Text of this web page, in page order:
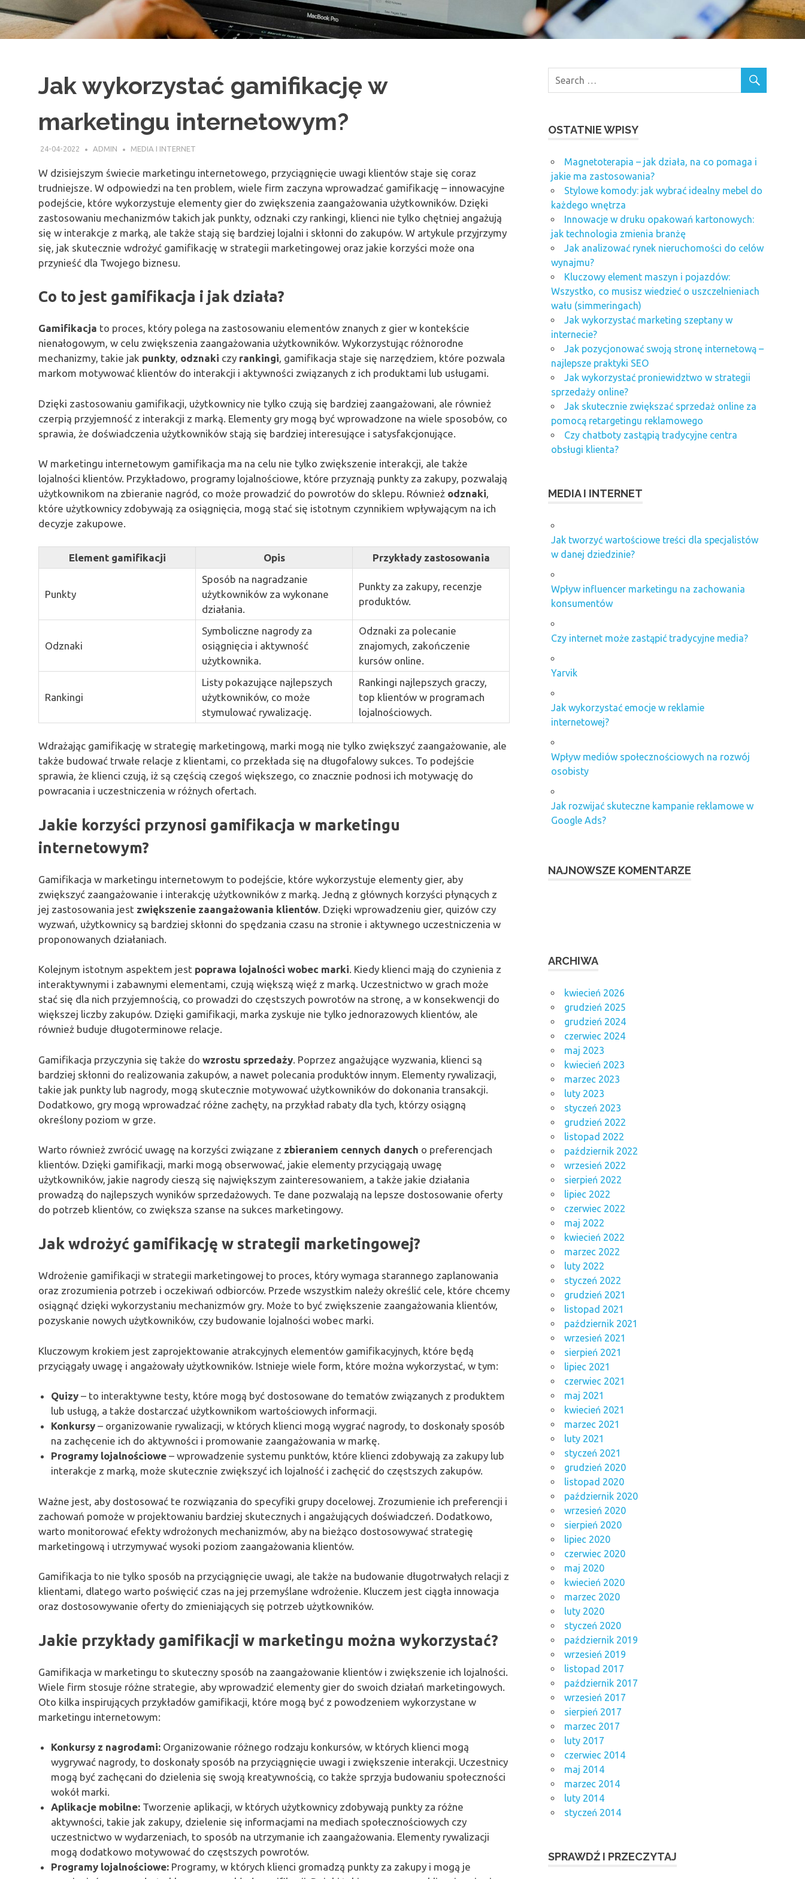
Jak wykorzystać gamifikację w
marketingu internetowym?
24-04-2022 ADMIN MEDIA I INTERNET
W dzisiejszym świecie marketingu internetowego, przyciągnięcie uwagi klientów staje się coraz
trudniejsze. W odpowiedzi na ten problem, wiele firm zaczyna wprowadzać gamifikację – innowacyjne
podejście, które wykorzystuje elementy gier do zwiększenia zaangażowania użytkowników. Dzięki
zastosowaniu mechanizmów takich jak punkty, odznaki czy rankingi, klienci nie tylko chętniej angażują
się w interakcje z marką, ale także stają się bardziej lojalni i skłonni do zakupów. W artykule przyjrzymy
się, jak skutecznie wdrożyć gamifikację w strategii marketingowej oraz jakie korzyści może ona
przynieść dla Twojego biznesu.
Co to jest gamifikacja i jak działa?
Gamifikacja to proces, który polega na zastosowaniu elementów znanych z gier w kontekście
nienałogowym, w celu zwiększenia zaangażowania użytkowników. Wykorzystując różnorodne
mechanizmy, takie jak punkty, odznaki czy rankingi, gamifikacja staje się narzędziem, które pozwala
markom motywować klientów do interakcji i aktywności związanych z ich produktami lub usługami.
Dzięki zastosowaniu gamifikacji, użytkownicy nie tylko czują się bardziej zaangażowani, ale również
czerpią przyjemność z interakcji z marką. Elementy gry mogą być wprowadzone na wiele sposobów, co
sprawia, że doświadczenia użytkowników stają się bardziej interesujące i satysfakcjonujące.
W marketingu internetowym gamifikacja ma na celu nie tylko zwiększenie interakcji, ale także
lojalności klientów. Przykładowo, programy lojalnościowe, które przyznają punkty za zakupy, pozwalają
użytkownikom na zbieranie nagród, co może prowadzić do powrotów do sklepu. Również odznaki,
które użytkownicy zdobywają za osiągnięcia, mogą stać się istotnym czynnikiem wpływającym na ich
decyzje zakupowe.
Element gamifikacji Opis Przykłady zastosowania
Punkty
Sposób na nagradzanie
użytkowników za wykonane
działania.
Punkty za zakupy, recenzje
produktów.
Odznaki
Symboliczne nagrody za
osiągnięcia i aktywność
użytkownika.
Odznaki za polecanie
znajomych, zakończenie
kursów online.
Rankingi
Listy pokazujące najlepszych
użytkowników, co może
stymulować rywalizację.
Rankingi najlepszych graczy,
top klientów w programach
lojalnościowych.
Wdrażając gamifikację w strategię marketingową, marki mogą nie tylko zwiększyć zaangażowanie, ale
także budować trwałe relacje z klientami, co przekłada się na długofalowy sukces. To podejście
sprawia, że klienci czują, iż są częścią czegoś większego, co znacznie podnosi ich motywację do
powracania i uczestniczenia w różnych ofertach.
Jakie korzyści przynosi gamifikacja w marketingu
internetowym?
Gamifikacja w marketingu internetowym to podejście, które wykorzystuje elementy gier, aby
zwiększyć zaangażowanie i interakcję użytkowników z marką. Jedną z głównych korzyści płynących z
jej zastosowania jest zwiększenie zaangażowania klientów. Dzięki wprowadzeniu gier, quizów czy
wyzwań, użytkownicy są bardziej skłonni do spędzania czasu na stronie i aktywnego uczestniczenia w
proponowanych działaniach.
Kolejnym istotnym aspektem jest poprawa lojalności wobec marki. Kiedy klienci mają do czynienia z
interaktywnymi i zabawnymi elementami, czują większą więź z marką. Uczestnictwo w grach może
stać się dla nich przyjemnością, co prowadzi do częstszych powrotów na stronę, a w konsekwencji do
większej liczby zakupów. Dzięki gamifikacji, marka zyskuje nie tylko jednorazowych klientów, ale
również buduje długoterminowe relacje.
Gamifikacja przyczynia się także do wzrostu sprzedaży. Poprzez angażujące wyzwania, klienci są
bardziej skłonni do realizowania zakupów, a nawet polecania produktów innym. Elementy rywalizacji,
takie jak punkty lub nagrody, mogą skutecznie motywować użytkowników do dokonania transakcji.
Dodatkowo, gry mogą wprowadzać różne zachęty, na przykład rabaty dla tych, którzy osiągną
określony poziom w grze.
Warto również zwrócić uwagę na korzyści związane z zbieraniem cennych danych o preferencjach
klientów. Dzięki gamifikacji, marki mogą obserwować, jakie elementy przyciągają uwagę
użytkowników, jakie nagrody cieszą się największym zainteresowaniem, a także jakie działania
prowadzą do najlepszych wyników sprzedażowych. Te dane pozwalają na lepsze dostosowanie oferty
do potrzeb klientów, co zwiększa szanse na sukces marketingowy.
Jak wdrożyć gamifikację w strategii marketingowej?
Wdrożenie gamifikacji w strategii marketingowej to proces, który wymaga starannego zaplanowania
oraz zrozumienia potrzeb i oczekiwań odbiorców. Przede wszystkim należy określić cele, które chcemy
osiągnąć dzięki wykorzystaniu mechanizmów gry. Może to być zwiększenie zaangażowania klientów,
pozyskanie nowych użytkowników, czy budowanie lojalności wobec marki.
Kluczowym krokiem jest zaprojektowanie atrakcyjnych elementów gamifikacyjnych, które będą
przyciągały uwagę i angażowały użytkowników. Istnieje wiele form, które można wykorzystać, w tym:
Quizy – to interaktywne testy, które mogą być dostosowane do tematów związanych z produktem
lub usługą, a także dostarczać użytkownikom wartościowych informacji.
Konkursy – organizowanie rywalizacji, w których klienci mogą wygrać nagrody, to doskonały sposób
na zachęcenie ich do aktywności i promowanie zaangażowania w markę.
Programy lojalnościowe – wprowadzenie systemu punktów, które klienci zdobywają za zakupy lub
interakcje z marką, może skutecznie zwiększyć ich lojalność i zachęcić do częstszych zakupów.
Ważne jest, aby dostosować te rozwiązania do specyfiki grupy docelowej. Zrozumienie ich preferencji i
zachowań pomoże w projektowaniu bardziej skutecznych i angażujących doświadczeń. Dodatkowo,
warto monitorować efekty wdrożonych mechanizmów, aby na bieżąco dostosowywać strategię
marketingową i utrzymywać wysoki poziom zaangażowania klientów.
Gamifikacja to nie tylko sposób na przyciągnięcie uwagi, ale także na budowanie długotrwałych relacji z
klientami, dlatego warto poświęcić czas na jej przemyślane wdrożenie. Kluczem jest ciągła innowacja
oraz dostosowywanie oferty do zmieniających się potrzeb użytkowników.
Jakie przykłady gamifikacji w marketingu można wykorzystać?
Gamifikacja w marketingu to skuteczny sposób na zaangażowanie klientów i zwiększenie ich lojalności.
Wiele firm stosuje różne strategie, aby wprowadzić elementy gier do swoich działań marketingowych.
Oto kilka inspirujących przykładów gamifikacji, które mogą być z powodzeniem wykorzystane w
marketingu internetowym:
Konkursy z nagrodami: Organizowanie różnego rodzaju konkursów, w których klienci mogą
wygrywać nagrody, to doskonały sposób na przyciągnięcie uwagi i zwiększenie interakcji. Uczestnicy
mogą być zachęcani do dzielenia się swoją kreatywnością, co także sprzyja budowaniu społeczności
wokół marki.
Aplikacje mobilne: Tworzenie aplikacji, w których użytkownicy zdobywają punkty za różne
aktywności, takie jak zakupy, dzielenie się informacjami na mediach społecznościowych czy
uczestnictwo w wydarzeniach, to sposób na utrzymanie ich zaangażowania. Elementy rywalizacji
mogą dodatkowo motywować do częstszych powrotów.
Programy lojalnościowe: Programy, w których klienci gromadzą punkty za zakupy i mogą je
OSTATNIE WPISY
Magnetoterapia – jak działa, na co pomaga i
jakie ma zastosowania?
Stylowe komody: jak wybrać idealny mebel do
każdego wnętrza
Innowacje w druku opakowań kartonowych:
jak technologia zmienia branżę
Jak analizować rynek nieruchomości do celów
wynajmu?
Kluczowy element maszyn i pojazdów:
Wszystko, co musisz wiedzieć o uszczelnieniach
wału (simmeringach)
Jak wykorzystać marketing szeptany w
internecie?
Jak pozycjonować swoją stronę internetową –
najlepsze praktyki SEO
Jak wykorzystać proniewidztwo w strategii
sprzedaży online?
Jak skutecznie zwiększać sprzedaż online za
pomocą retargetingu reklamowego
Czy chatboty zastąpią tradycyjne centra
obsługi klienta?
MEDIA I INTERNET
Jak tworzyć wartościowe treści dla specjalistów
w danej dziedzinie?
Wpływ influencer marketingu na zachowania
konsumentów
Czy internet może zastąpić tradycyjne media?
Yarvik
Jak wykorzystać emocje w reklamie
internetowej?
Wpływ mediów społecznościowych na rozwój
osobisty
Jak rozwijać skuteczne kampanie reklamowe w
Google Ads?
NAJNOWSZE KOMENTARZE
ARCHIWA
kwiecień 2026
grudzień 2025
grudzień 2024
czerwiec 2024
maj 2023
kwiecień 2023
marzec 2023
luty 2023
styczeń 2023
grudzień 2022
listopad 2022
październik 2022
wrzesień 2022
sierpień 2022
lipiec 2022
czerwiec 2022
maj 2022
kwiecień 2022
marzec 2022
luty 2022
styczeń 2022
grudzień 2021
listopad 2021
październik 2021
wrzesień 2021
sierpień 2021
lipiec 2021
czerwiec 2021
maj 2021
kwiecień 2021
marzec 2021
luty 2021
styczeń 2021
grudzień 2020
listopad 2020
październik 2020
wrzesień 2020
sierpień 2020
lipiec 2020
czerwiec 2020
maj 2020
kwiecień 2020
marzec 2020
luty 2020
styczeń 2020
październik 2019
wrzesień 2019
listopad 2017
październik 2017
wrzesień 2017
sierpień 2017
marzec 2017
luty 2017
czerwiec 2014
maj 2014
marzec 2014
luty 2014
styczeń 2014
SPRAWDŹ I PRZECZYTAJ